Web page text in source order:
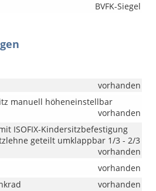
BVFK-Siegel
vorhanden
manuell höheneinstellbar
vorhanden
ISOFIX-Kindersitzbefestigung
geteilt umklappbar 1/3 - 2/3
vorhanden
vorhanden
vorhanden